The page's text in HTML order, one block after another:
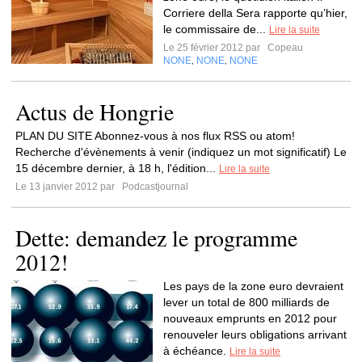
Corriere della Sera rapporte qu’hier,
le commissaire de...
Lire la suite
Le 25 février 2012 par
Copeau
NONE NONE NONE
Actus de Hongrie
PLAN DU SITE Abonnez-vous à nos flux RSS ou atom!
Recherche d'évènements à venir (indiquez un mot significatif) Le
15 décembre dernier, à 18 h, l'édition...
Lire la suite
Le 13 janvier 2012 par
Podcastjournal
Dette: demandez le programme
2012!
Les pays de la zone euro devraient
lever un total de 800 milliards de
nouveaux emprunts en 2012 pour
renouveler leurs obligations arrivant
à échéance.
Lire la suite